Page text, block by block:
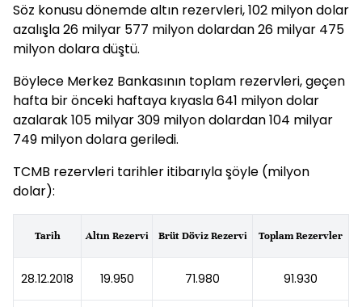
Söz konusu dönemde altın rezervleri, 102 milyon dolar
azalışla 26 milyar 577 milyon dolardan 26 milyar 475
milyon dolara düştü.
Böylece Merkez Bankasının toplam rezervleri, geçen
hafta bir önceki haftaya kıyasla 641 milyon dolar
azalarak 105 milyar 309 milyon dolardan 104 milyar
749 milyon dolara geriledi.
TCMB rezervleri tarihler itibarıyla şöyle (milyon
dolar):
Tarih Altın Rezervi Brüt Döviz Rezervi Toplam Rezervler
28.12.2018 19.950 71.980 91.930